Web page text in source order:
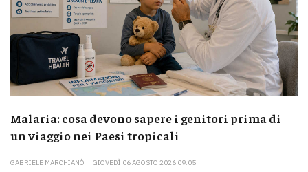
Malaria: cosa devono sapere i genitori prima di
un viaggio nei Paesi tropicali
GABRIELE MARCHIANÒ GIOVEDÌ 06 AGOSTO 2026 09:05